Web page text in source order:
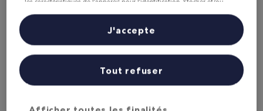
Best Western Bourgoin Jallieu Ibis
les caractéristiques de l’appareil pour l’identification. Stocker et/ou
personnalisés, mesure de performance des publicités et du contenu,
études d’audience et développement de services.
Liste de nos partenaires (fournisseurs)
Tout refuser
J'accepte